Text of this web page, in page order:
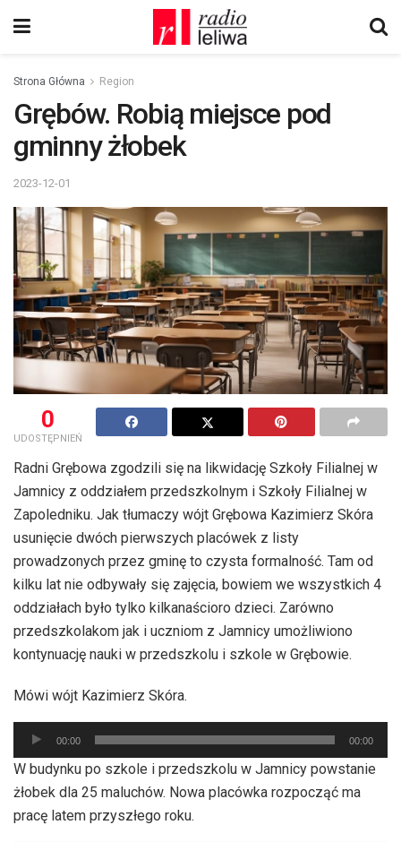
Strona Główna Region
Grębów. Robią miejsce pod
gminny żłobek
2023-12-01
0
UDOSTĘPNIEŃ
Radni Grębowa zgodzili się na likwidację Szkoły Filialnej w
Jamnicy z oddziałem przedszkolnym i Szkoły Filialnej w
Zapoledniku. Jak tłumaczy wójt Grębowa Kazimierz Skóra
usunięcie dwóch pierwszych placówek z listy
prowadzonych przez gminę to czysta formalność. Tam od
kilku lat nie odbywały się zajęcia, bowiem we wszystkich 4
oddziałach było tylko kilkanaścioro dzieci. Zarówno
przedszkolakom jak i uczniom z Jamnicy umożliwiono
kontynuację nauki w przedszkolu i szkole w Grębowie.
Mówi wójt Kazimierz Skóra.
Odtwarzacz
plików
dźwiękowych
00:00 00:00
W budynku po szkole i przedszkolu w Jamnicy powstanie
żłobek dla 25 maluchów. Nowa placówka rozpocząć ma
pracę latem przyszłego roku.